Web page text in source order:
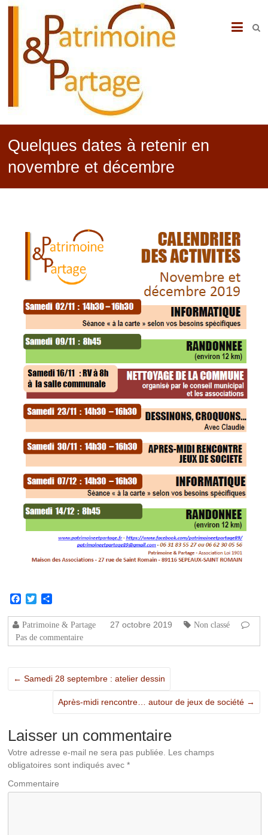
PATRIMOINE
PARTAGE
Quelques dates à retenir en
novembre et décembre
Facebook
Twitter
Patrimoine & Partage 27 octobre 2019
Non classé
Pas de commentaire
← Samedi 28 septembre : atelier dessin
Après-midi rencontre… autour de jeux de société →
Laisser un commentaire
Votre adresse e-mail ne sera pas publiée.
Les champs
obligatoires sont indiqués avec*
Commentaire